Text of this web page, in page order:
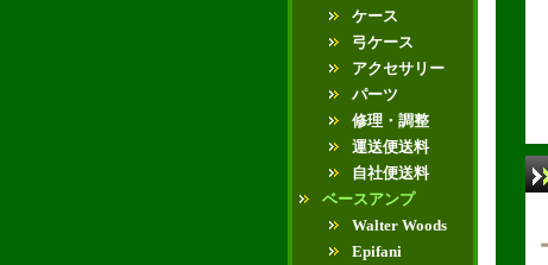
ケース
弓ケース
アクセサリー
パーツ
修理・調整
運送便送料
自社便送料
ベースアンプ
Walter Woods
Epifani